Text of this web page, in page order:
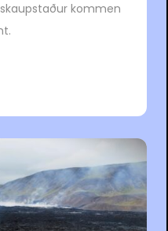
kommen